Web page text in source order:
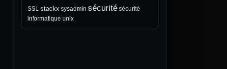
SSL stackx sysadmin sécurité sécurité
informatique unix